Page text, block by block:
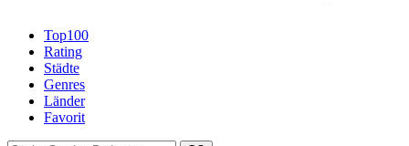
Top100
Rating
Städte
Genres
Länder
Favorit